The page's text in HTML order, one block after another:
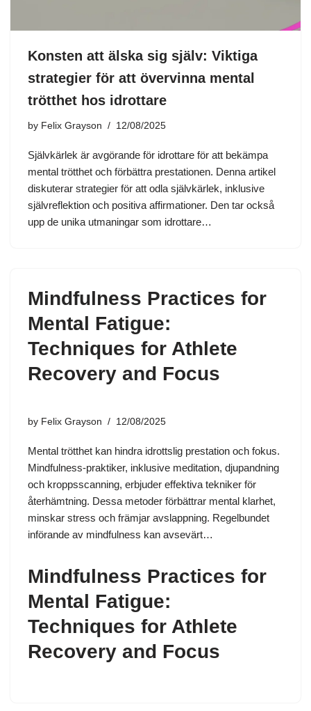
Konsten att älska sig själv: Viktiga
strategier för att övervinna mental
trötthet hos idrottare
by Felix Grayson 12/08/2025
Självkärlek är avgörande för idrottare för att bekämpa
mental trötthet och förbättra prestationen. Denna artikel
diskuterar strategier för att odla självkärlek, inklusive
självreflektion och positiva affirmationer. Den tar också
upp de unika utmaningar som idrottare…
Mindfulness Practices for
Mental Fatigue:
Techniques for Athlete
Recovery and Focus
by Felix Grayson 12/08/2025
Mental trötthet kan hindra idrottslig prestation och fokus.
Mindfulness-praktiker, inklusive meditation, djupandning
och kroppsscanning, erbjuder effektiva tekniker för
återhämtning. Dessa metoder förbättrar mental klarhet,
minskar stress och främjar avslappning. Regelbundet
införande av mindfulness kan avsevärt…
Mindfulness Practices for
Mental Fatigue:
Techniques for Athlete
Recovery and Focus